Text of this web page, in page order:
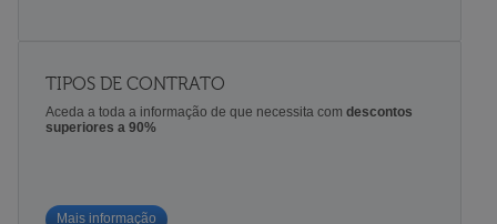
TIPOS DE CONTRATO
Aceda a toda a informação de que necessita com descontos
superiores a 90%
Mais informação